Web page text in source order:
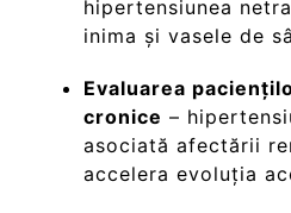
hipertensiunea
inima și vasele de
Evaluarea
cronice –
asociată afectării
accelera evoluția